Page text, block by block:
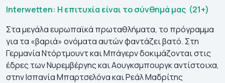
Interwetten: Η επιτυχία είναι το σύνθημά μας (21+)
Στα μεγάλα ευρωπαϊκά πρωταθλήματα, το πρόγραμμα
για τα «βαριά» ονόματα αυτών φαντάζει βατό. Στη
Γερμανία Ντόρτμουντ και Μπάγερν δοκιμάζονται στις
έδρες των Νυρεμβέργης και Αουγκσμπουργκ αντίστοιχα,
στην Ισπανία Μπαρτσελόνα και Ρεάλ Μαδρίτης